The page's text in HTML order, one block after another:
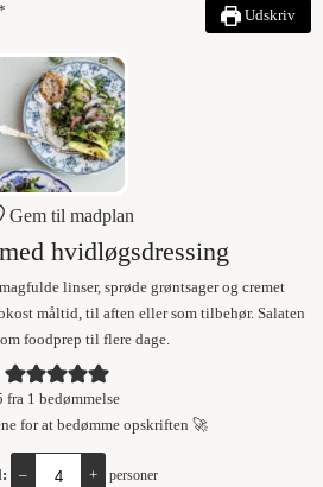
Udskriv
Gem til madplan
hvidløgsdressing
linser, sprøde grøntsager og cremet
måltid, til aften eller som tilbehør. Salaten
foodprep til flere dage.
fra 1 bedømmelse
for at bedømme opskriften 🚀
– + personer